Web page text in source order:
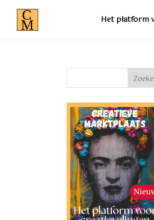
Het platform